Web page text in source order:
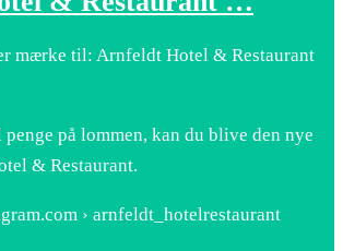
mærke til: Arnfeldt Hotel & Restaurant
på lommen, kan du blive den nye
& Restaurant.
› arnfeldt_hotelrestaurant